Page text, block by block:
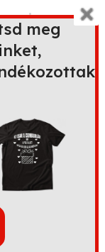
is
Kötény
meg